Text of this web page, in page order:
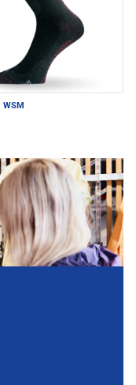
WSM